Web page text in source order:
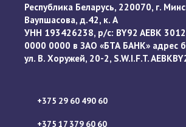
Республика Беларусь, 220070, г.
Ваупшасова, д.42, к. А
УНН 193426238, р/с: BY92 AEBK
0000 0000 в ЗАО «БТА БАНК» адрес
ул. В. Хоружей, 20-2, S.W.I.F.T.
+375 29 60 490 60
+375 17 379 60 60